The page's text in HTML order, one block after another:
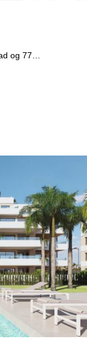
og 77…